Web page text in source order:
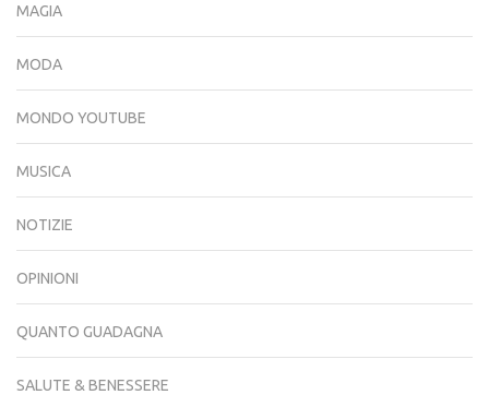
MAGIA
MODA
MONDO YOUTUBE
MUSICA
NOTIZIE
OPINIONI
QUANTO GUADAGNA
SALUTE & BENESSERE